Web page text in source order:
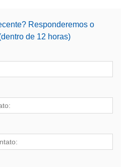
Responderemos o
de 12 horas)